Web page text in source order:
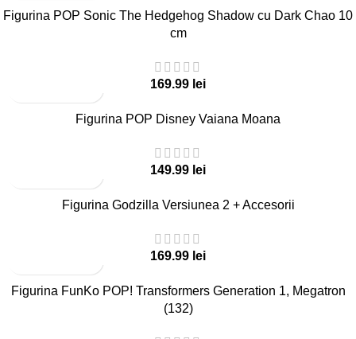
Figurina POP Sonic The Hedgehog Shadow cu Dark Chao 10
cm
lei
Figurina POP Disney Vaiana Moana
lei
Figurina Godzilla Versiunea 2 + Accesorii
lei
Figurina FunKo POP! Transformers Generation 1, Megatron
(132)